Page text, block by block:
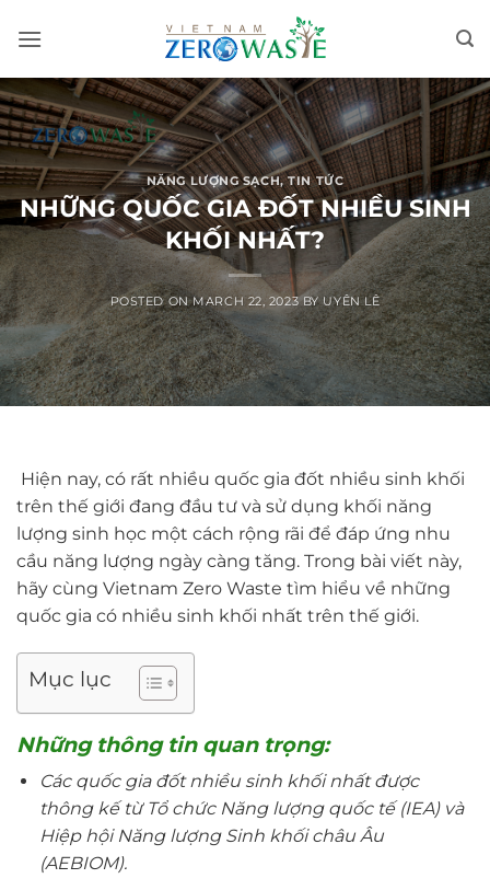
NĂNG LƯỢNG SẠCH,TIN TỨC
NHỮNG QUỐC GIA ĐỐT NHIỀU SINH
KHỐI NHẤT?
POSTED ONMARCH 22, 2023 BY UYÊN LÊ
Hiện nay, có rất nhiều quốc gia đốt nhiều sinh khối
trên thế giới đang đầu tư và sử dụng khối năng
lượng sinh học một cách rộng rãi để đáp ứng nhu
cầu năng lượng ngày càng tăng. Trong bài viết này,
hãy cùng Vietnam Zero Waste tìm hiểu về những
quốc gia có nhiều sinh khối nhất trên thế giới.
Mục lục
Những thông tin quan trọng:
Các quốc gia đốt nhiều sinh khối nhất được
thông kế từ Tổ chức Năng lượng quốc tế (IEA) và
Hiệp hội Năng lượng Sinh khối châu Âu
(AEBIOM).